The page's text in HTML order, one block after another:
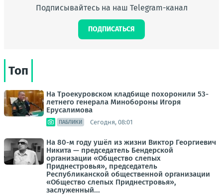
Подписывайтесь на наш Telegram-канал
ПОДПИСАТЬСЯ
Топ
На Троекуровском кладбище похоронили 53-
летнего генерала Минобороны Игоря
Ерусалимова
ПАБЛИКИ Сегодня, 08:01
На 80-м году ушёл из жизни Виктор Георгиевич
Никита — председатель Бендерской
организации «Общество слепых
Приднестровья», председатель
Республиканской общественной организации
«Общество слепых Приднестровья»,
заслуженный...